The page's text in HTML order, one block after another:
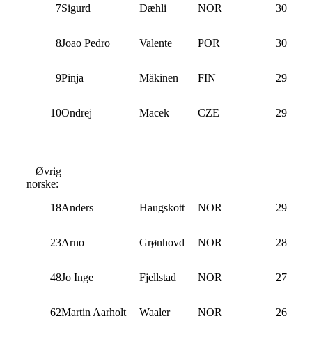
7Sigurd Dæhli NOR 30
8Joao Pedro Valente POR 30
9Pinja Mäkinen FIN 29
10Ondrej Macek CZE 29
Øvrig
norske:
18Anders Haugskott NOR 29
23Arno Grønhovd NOR 28
48Jo Inge Fjellstad NOR 27
62Martin Aarholt Waaler NOR 26